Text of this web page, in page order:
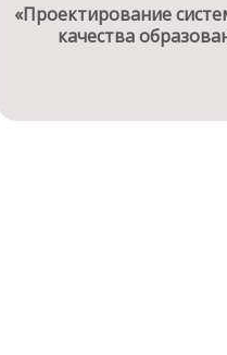
«Проектирование
качества